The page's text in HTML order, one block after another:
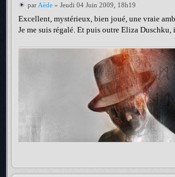
par Aède » Jeudi 04 Juin 2009, 18h19
Excellent, mystérieux, bien joué, une vraie
Je me suis régalé. Et puis outre Eliza Duschku,